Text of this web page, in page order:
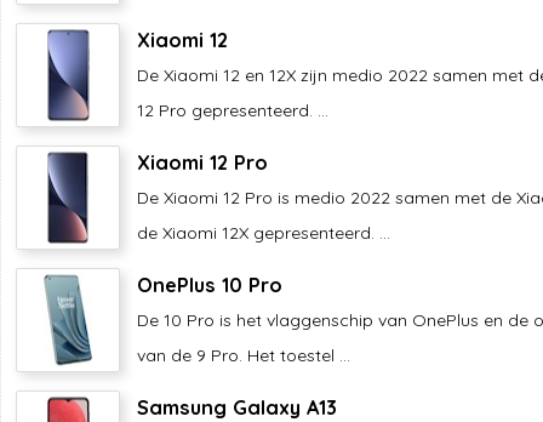
Xiaomi 12
De Xiaomi 12 en 12X zijn medio 2022 samen met
12 Pro gepresenteerd. ...
Xiaomi 12 Pro
De Xiaomi 12 Pro is medio 2022 samen met de
de Xiaomi 12X gepresenteerd. ...
OnePlus 10 Pro
De 10 Pro is het vlaggenschip van OnePlus en de
van de 9 Pro. Het toestel ...
Samsung Galaxy A13